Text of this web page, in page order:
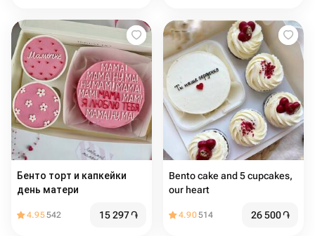
Бенто торт и капкейки
день матери
4.95542 15 297֏
Bento cake and 5 cupcakes,
our heart
4.90514 26 500֏